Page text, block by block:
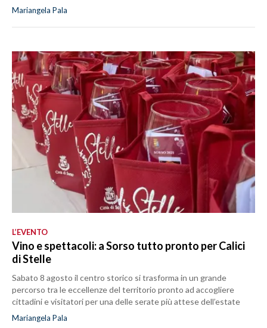
Mariangela Pala
L’EVENTO
Vino e spettacoli: a Sorso tutto pronto per Calici
di Stelle
Sabato 8 agosto il centro storico si trasforma in un grande
percorso tra le eccellenze del territorio pronto ad accogliere
cittadini e visitatori per una delle serate più attese dell’estate
Mariangela Pala